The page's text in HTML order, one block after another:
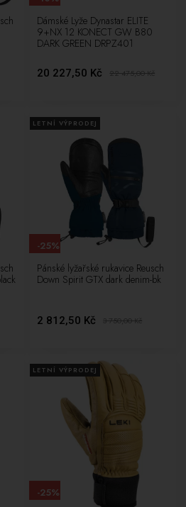
Dámské Lyže Dynastar ELITE
9+NX 12 KONECT GW B80
DARK GREEN DRPZ401
20 227,50 Kč 22 475,00Kč
LETNÍ VÝPRODEJ
Pánské lyžařské rukavice Reusch
Down Spirit GTX dark denim-bk
2 812,50 Kč 3 750,00Kč
-25%
LETNÍ VÝPRODEJ
-25%